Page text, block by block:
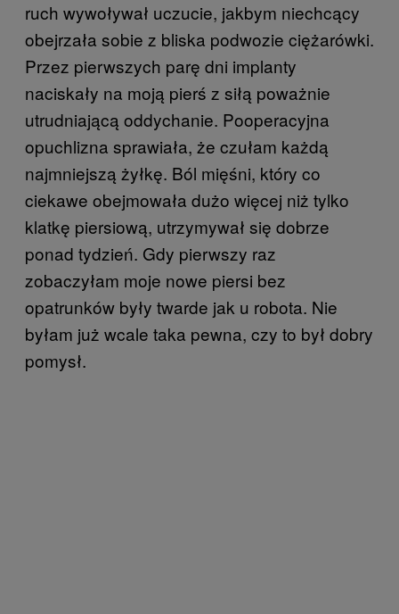
ruch wywoływał uczucie, jakbym niechcący
obejrzała sobie z bliska podwozie ciężarówki.
Przez pierwszych parę dni implanty
naciskały na moją pierś z siłą poważnie
utrudniającą oddychanie. Pooperacyjna
opuchlizna sprawiała, że czułam każdą
najmniejszą żyłkę. Ból mięśni, który co
ciekawe obejmowała dużo więcej niż tylko
klatkę piersiową, utrzymywał się dobrze
ponad tydzień. Gdy pierwszy raz
zobaczyłam moje nowe piersi bez
opatrunków były twarde jak u robota. Nie
byłam już wcale taka pewna, czy to był dobry
pomysł.